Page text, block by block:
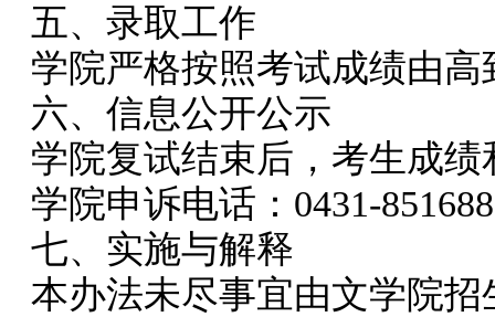
五、录取工作
学院严格按照考试成绩由
六、信息公开公示
学院复试结束后，考生成
学院申诉电话： 0431-
七、实施与解释
本办法未尽事宜由文学院